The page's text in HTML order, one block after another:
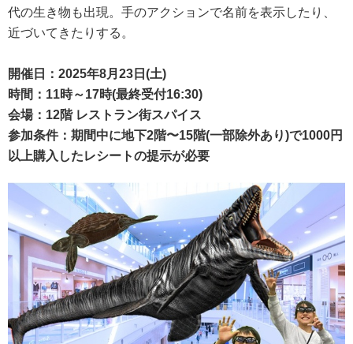
代の生き物も出現。手のアクションで名前を表示したり、
近づいてきたりする。
開催日：2025年8月23日(土)
時間：11時～17時(最終受付16:30)
会場：12階 レストラン街スパイス
参加条件：期間中に地下2階〜15階(一部除外あり)で1000円
以上購入したレシートの提示が必要